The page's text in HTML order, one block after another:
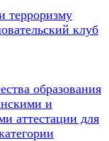
терроризму
клуб
образования
и
аттестации для